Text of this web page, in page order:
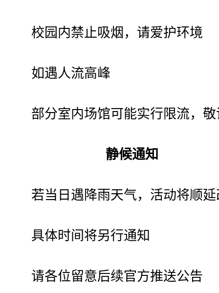
校园内禁止吸烟，请爱护环境
如遇人流高峰
部分室内场馆可能实行限流，敬
静候通知
若当日遇降雨天气，活动将顺延
具体时间将另行通知
请各位留意后续官方推送公告